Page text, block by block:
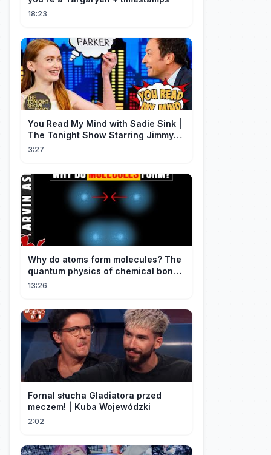
18:23
You Read My Mind with Sadie Sink |
The Tonight Show Starring Jimmy
Fallon
3:27
Why do atoms form molecules? The
quantum physics of chemical bonds
explained
13:26
Fornal słucha Gladiatora przed
meczem! | Kuba Wojewódzki
2:02